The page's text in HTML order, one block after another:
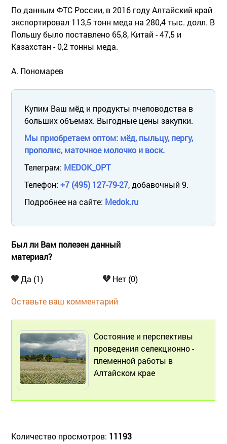
По данным ФТС России, в 2016 году Алтайский край
экспортировал 113,5 тонн меда на 280,4 тыс. долл. В
Польшу было поставлено 65,8, Китай - 47,5 и
Казахстан - 0,2 тонны меда.
А. Пономарев
Купим Ваш мёд и продукты пчеловодства в
больших объемах. Выгодные цены закупки.
Мы приобретаем оптом: мёд, пыльцу, пергу,
прополис, маточное молочко и воск.
Телеграм: MEDOK_OPT
Телефон: +7 (495) 127-79-27, добавочный 9.
Подробнее на сайте: Medok.ru
Был ли Вам полезен данный
материал?
Да (1) Нет (0)
Оставьте ваш комментарий
Состояние и перспективы
проведения селекционно -
племенной работы в
Алтайском крае
Количество просмотров: 11193